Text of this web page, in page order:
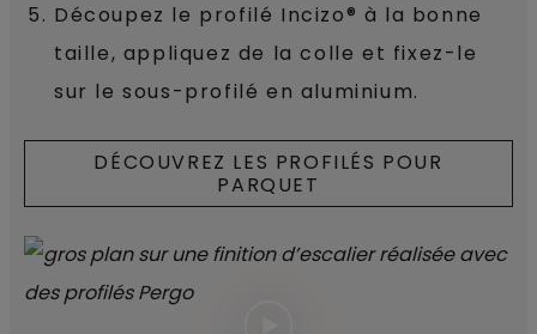
Découpez le profilé Incizo® à la bonne
taille, appliquez de la colle et fixez-le
sur le sous-profilé en aluminium.
DÉCOUVREZ LES PROFILÉS POUR
PARQUET